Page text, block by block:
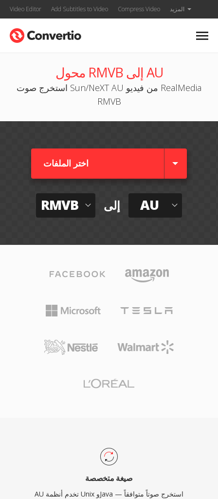
Video Editor Add Subtitles to Video Compress Video المزيد
محول RMVB إلى AU
استخرج صوت Sun/NeXT AU من فيديو RealMedia
RMVB
اختر الملفات
RMVB إلى AU
صيغة متخصصة
AU تخدم أنظمة Unix وJava — استخرج صوتاً متوافقاً